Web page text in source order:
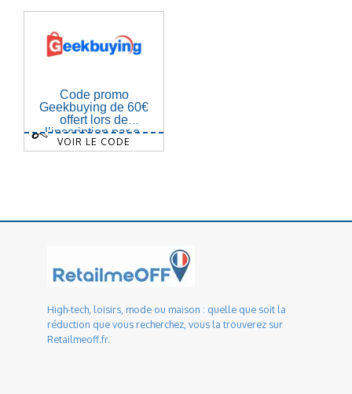
Code promo
Geekbuying de 60€
offert lors de
l’inscription par e-
mail
VOIR LE CODE
High-tech, loisirs, mode ou maison : quelle que soit la
réduction que vous recherchez, vous la trouverez sur
Retailmeoff.fr.